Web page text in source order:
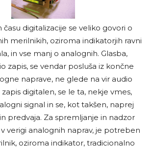
času digitalizacije se veliko govori o
merilnikih, oziroma indikatorjih ravni
in vse manj o analognih. Glasba,
zapis, se vendar posluša iz končne
naprave, ne glede na vir audio
zapis digitalen, se le ta, nekje vmes,
signal in se, kot takšen, naprej
predvaja. Za spremljanje in nadzor
verigi analognih naprav, je potreben
oziroma indikator, tradicionalno